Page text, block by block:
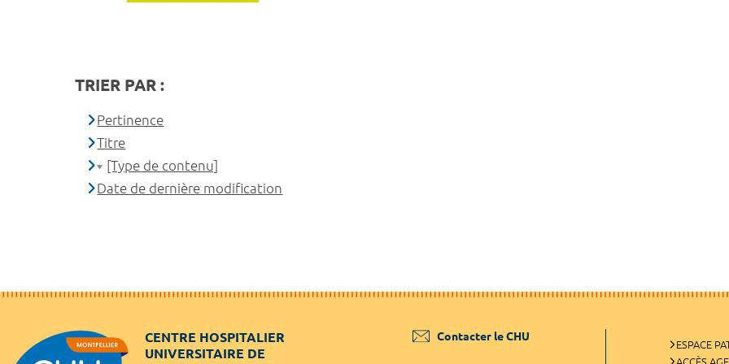
TRIER PAR :
Pertinence
Titre
[Type de contenu]
Date de dernière modification
CENTRE HOSPITALIER
UNIVERSITAIRE DE
Contacter le CHU
ESPACE
ACCÈS